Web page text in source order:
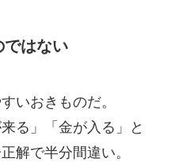
はない
いおきものだ。
る」「金が入る」と
解で半分間違い。